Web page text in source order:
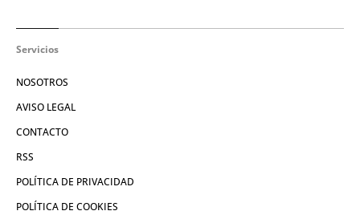
Servicios
NOSOTROS
AVISO LEGAL
CONTACTO
RSS
POLÍTICA DE PRIVACIDAD
POLÍTICA DE COOKIES